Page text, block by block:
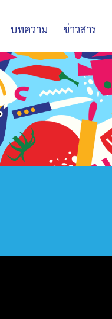
บทความ ข่าวสาร